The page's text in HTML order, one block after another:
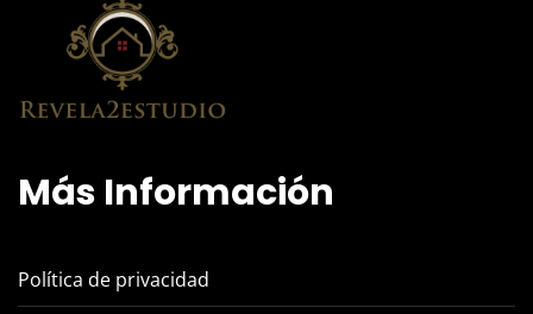
Más Información
Política de privacidad